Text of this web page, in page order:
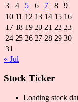
3
4 5 6 7 8
9
10 11 12 13 14 15 16
17 18 19 20 21 22 23
24 25 26 27 28 29 30
31
« Jul
Stock Ticker
Loading stock